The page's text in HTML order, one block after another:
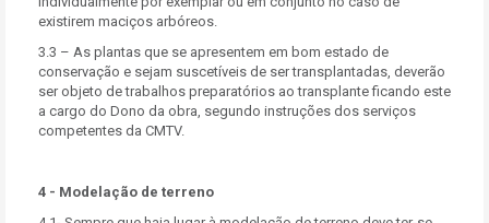
existirem maciços arbóreos.
3.3 – As plantas que se apresentem em bom estado de
conservação e sejam suscetíveis de ser transplantadas, deverão
ser objeto de trabalhos preparatórios ao transplante ficando este
a cargo do Dono da obra, segundo instruções dos serviços
competentes da CMTV.
4 - Modelação de terreno